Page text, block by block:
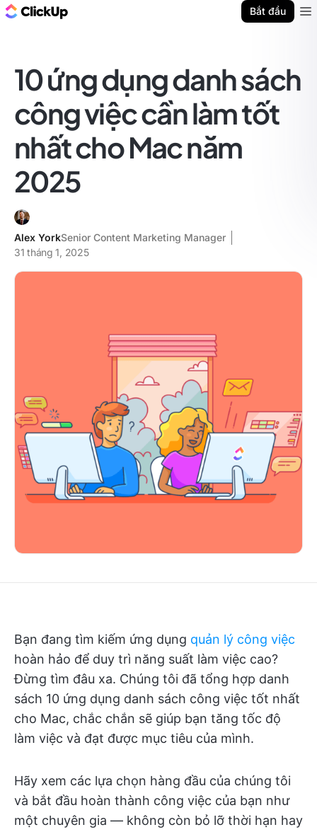
Bắt đầu
10 ứng dụng danh sách
công việc cần làm tốt
nhất cho Mac năm
2025
Alex YorkSenior Content Marketing Manager
31 tháng 1, 2025
Bạn đang tìm kiếm ứng dụng quản lý công việc
hoàn hảo để duy trì năng suất làm việc cao?
Đừng tìm đâu xa. Chúng tôi đã tổng hợp danh
sách 10 ứng dụng danh sách công việc tốt nhất
cho Mac, chắc chắn sẽ giúp bạn tăng tốc độ
làm việc và đạt được mục tiêu của mình.
Hãy xem các lựa chọn hàng đầu của chúng tôi
và bắt đầu hoàn thành công việc của bạn như
một chuyên gia — không còn bỏ lỡ thời hạn hay